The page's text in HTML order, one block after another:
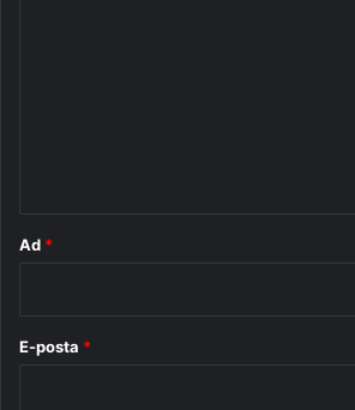
Ad *
E-posta *